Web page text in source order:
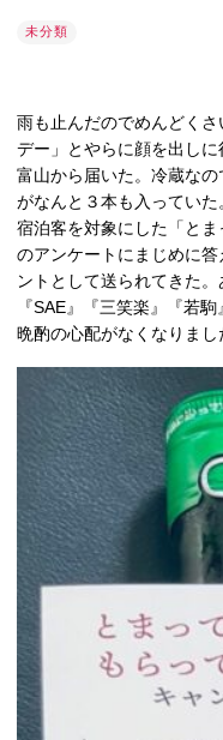
未分類
雨も止んだのでめんどく
デー」とやらに顔を出し
富山から届いた。冷蔵な
がなんと３本も入ってい
宿泊客を対象にした「と
のアンケートにまじめに
ントとして送られてきた。
『SAE』『三笑楽』『若
晩酌の心配がなくなりまし